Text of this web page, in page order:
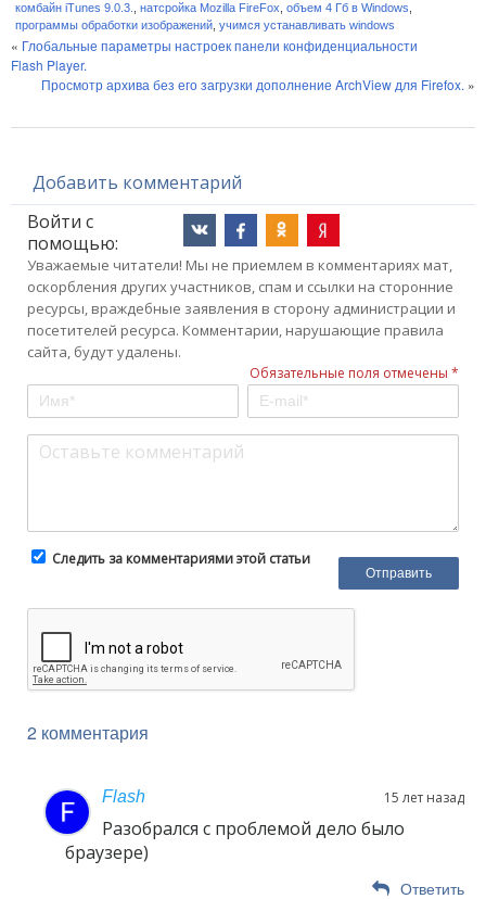
комбайн iTunes 9.0.3.
натсройка Mozilla FireFox объем 4 Гб в Windows
программы обработки изображений учимся устанавливать windows
« Глобальные параметры настроек панели конфиденциальности
Flash Player.
Просмотр архива без его загрузки дополнение ArchView для Firefox. »
Добавить комментарий
Войти с
помощью:
Уважаемые читатели! Мы не приемлем в комментариях мат,
оскорбления других участников, спам и ссылки на сторонние
ресурсы, враждебные заявления в сторону администрации и
посетителей ресурса. Комментарии, нарушающие правила
сайта, будут удалены.
Обязательные поля отмечены *
Следить за комментариями этой статьи
2 комментария
Flash 15 лет назад
Разобрался с проблемой дело было
браузере)
Ответить